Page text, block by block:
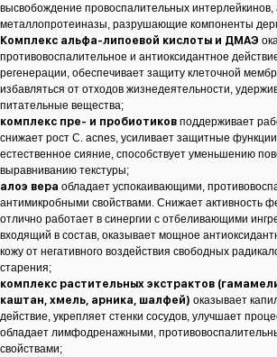
высвобождение провоспалительных интерлейкинов,
металлопротеиназы, разрушающие компоненты
Комплекс альфа-липоевой кислоты и ДМАЭ
противовоспалительное и антиоксидантное
регенерации, обеспечивает защиту клеточной
избавляться от отходов жизнедеятельности,
питательные вещества;
комплекс пре- и пробиотиков поддерживает
снижает рост C. acnes, усиливает защитные
естественное сияние, способствует уменьшению
выравниванию текстуры;
алоэ вера обладает успокаивающими,
антимикробными свойствами. Снижает активность
отлично работает в синергии с отбеливающими
входящий в состав, оказывает мощное
кожу от негативного воздействия свободных
старения;
комплекс растительных экстрактов
каштан, хмель, арника, шалфей) оказывает
действие, укрепляет стенки сосудов, улучшает
обладает лимфодренажными,
свойствами;